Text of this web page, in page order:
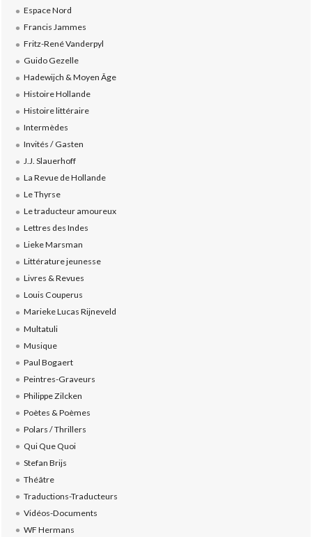
Espace Nord
Francis Jammes
Fritz-René Vanderpyl
Guido Gezelle
Hadewijch & Moyen Âge
Histoire Hollande
Histoire littéraire
Intermèdes
Invités / Gasten
J.J. Slauerhoff
La Revue de Hollande
Le Thyrse
Le traducteur amoureux
Lettres des Indes
Lieke Marsman
Littérature jeunesse
Livres & Revues
Louis Couperus
Marieke Lucas Rijneveld
Multatuli
Musique
Paul Bogaert
Peintres-Graveurs
Philippe Zilcken
Poètes & Poèmes
Polars / Thrillers
Qui Que Quoi
Stefan Brijs
Théâtre
Traductions-Traducteurs
Vidéos-Documents
WF Hermans